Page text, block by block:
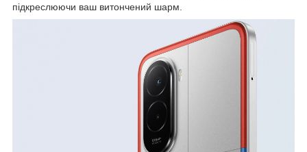
підкреслюючи ваш витончений шарм.